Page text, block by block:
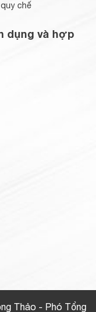
chế
dụng và hợp
Thảo - Phó Tổng